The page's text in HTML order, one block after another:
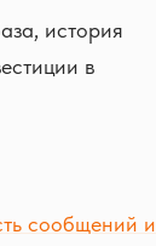
история
в
сообщений и